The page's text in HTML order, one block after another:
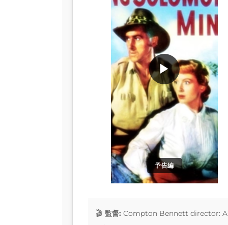
予告編
▶
監督: Compton Bennett director: